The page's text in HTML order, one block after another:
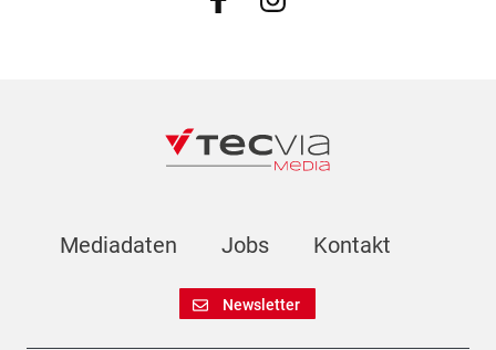
Mediadaten Jobs Kontakt
Newsletter